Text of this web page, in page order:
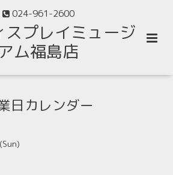
024-961-2600
スプレイミュージ
アム福島店
日カレンダー